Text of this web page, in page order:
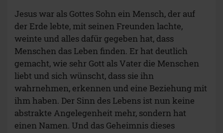
Jesus war als Gottes Sohn ein Mensch, der auf
der Erde lebte, mit seinen Freunden lachte,
weinte und alles dafür gegeben hat, dass
Menschen das Leben finden. Er hat deutlich
gemacht, wie sehr Gott als Vater die Menschen
liebt und sich wünscht, dass sie ihn
wahrnehmen, erkennen und eine Beziehung mit
ihm haben. Der Sinn des Lebens ist nun keine
abstrakte Angelegenheit mehr, sondern hat
einen Namen. Und das Geheimnis dieses